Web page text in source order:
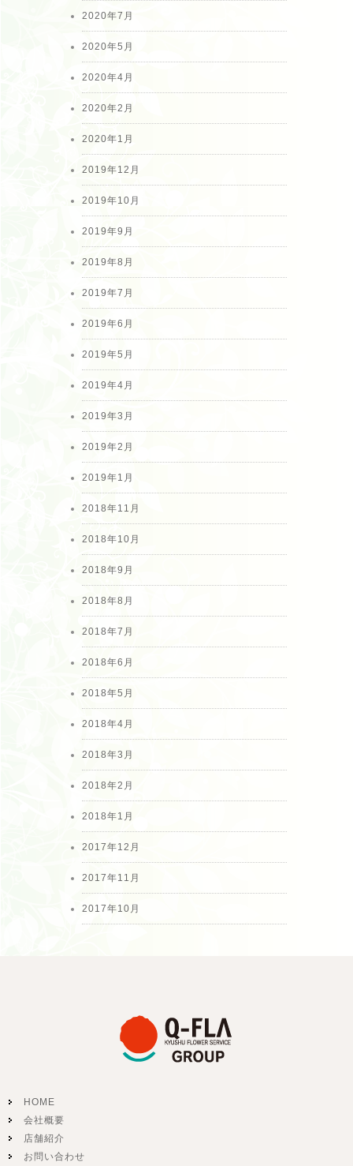
2020年7月
2020年5月
2020年4月
2020年2月
2020年1月
2019年12月
2019年10月
2019年9月
2019年8月
2019年7月
2019年6月
2019年5月
2019年4月
2019年3月
2019年2月
2019年1月
2018年11月
2018年10月
2018年9月
2018年8月
2018年7月
2018年6月
2018年5月
2018年4月
2018年3月
2018年2月
2018年1月
2017年12月
2017年11月
2017年10月
HOME
会社概要
店舗紹介
お問い合わせ